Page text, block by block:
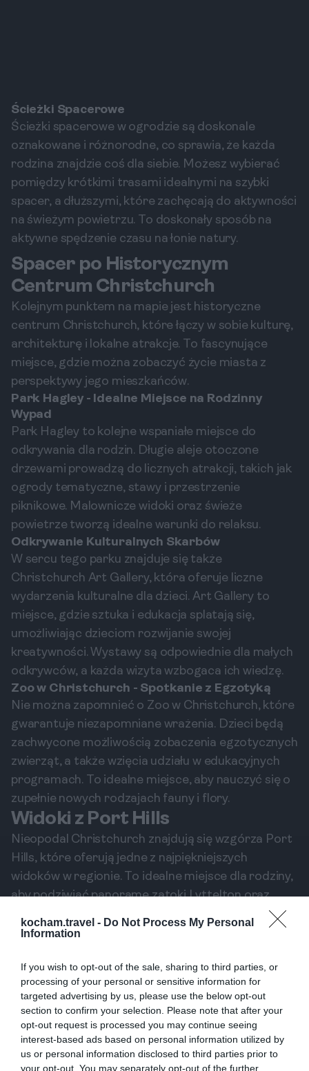
kocham.travel - Do Not Process My Personal
Information
If you wish to opt-out of the sale, sharing to third parties, or
processing of your personal or sensitive information for
targeted advertising by us, please use the below opt-out
section to confirm your selection. Please note that after your
opt-out request is processed you may continue seeing
interest-based ads based on personal information utilized by
us or personal information disclosed to third parties prior to
your opt-out. You may separately opt-out of the further
Ścieżki Spacerowe
Ścieżki spacerowe w ogrodzie są doskonale
oznakowane i różnorodne, co sprawia, że każda
rodzina znajdzie coś dla siebie. Możesz wybierać
pomiędzy krótkimi trasami idealnymi na szybki
spacer, a dłuższymi, które zachęcają do aktywności
na świeżym powietrzu. To doskonały sposób na
aktywne spędzenie czasu na łonie natury.
Spacer po Historycznym
Centrum Christchurch
Kolejnym punktem na mapie jest historyczne
centrum Christchurch, które łączy w sobie kulturę,
architekturę i lokalne atrakcje. To fascynujące
miejsce, gdzie można zobaczyć życie miasta z
perspektywy jego mieszkańców.
Park Hagley - Idealne Miejsce na Rodzinny
Wypad
Park Hagley to kolejne wspaniałe miejsce do
odkrywania dla rodzin. Długie aleje otoczone
drzewami prowadzą do licznych atrakcji, takich jak
ogrody tematyczne, stawy i przestrzenie
piknikowe. Malownicze widoki oraz świeże
powietrze tworzą idealne warunki do relaksu.
Odkrywanie Kulturalnych Skarbów
W sercu tego parku znajduje się także
Christchurch Art Gallery, która oferuje liczne
wydarzenia kulturalne dla dzieci. Art Gallery to
miejsce, gdzie sztuka i edukacja splatają się,
umożliwiając dzieciom rozwijanie swojej
kreatywności. Wystawy są odpowiednie dla małych
odkrywców, a każda wizyta wzbogaca ich wiedzę.
Zoo w Christchurch - Spotkanie z Egzotyką
Nie można zapomnieć o Zoo w Christchurch, które
gwarantuje niezapomniane wrażenia. Dzieci będą
zachwycone możliwością zobaczenia egzotycznych
zwierząt, a także wzięcia udziału w edukacyjnych
programach. To idealne miejsce, aby nauczyć się o
zupełnie nowych rodzajach fauny i flory.
Widoki z Port Hills
Nieopodal Christchurch znajdują się wzgórza Port
Hills, które oferują jedne z najpiękniejszych
widoków w regionie. To idealne miejsce dla rodziny,
aby podziwiać panoramę zatoki Lyttelton oraz
Aktywności na Świeżym Powietrzu
rowerowych. Rodziny mogą wspólnie wędrować,
odkrywając niezapomniane krajobrazy. Dzięki
różnym poziomom trudności, można tu znaleźć
trasy odpowiednie zarówno dla małych dzieci, jak i
dorosłych.
Pikniki z Widokiem